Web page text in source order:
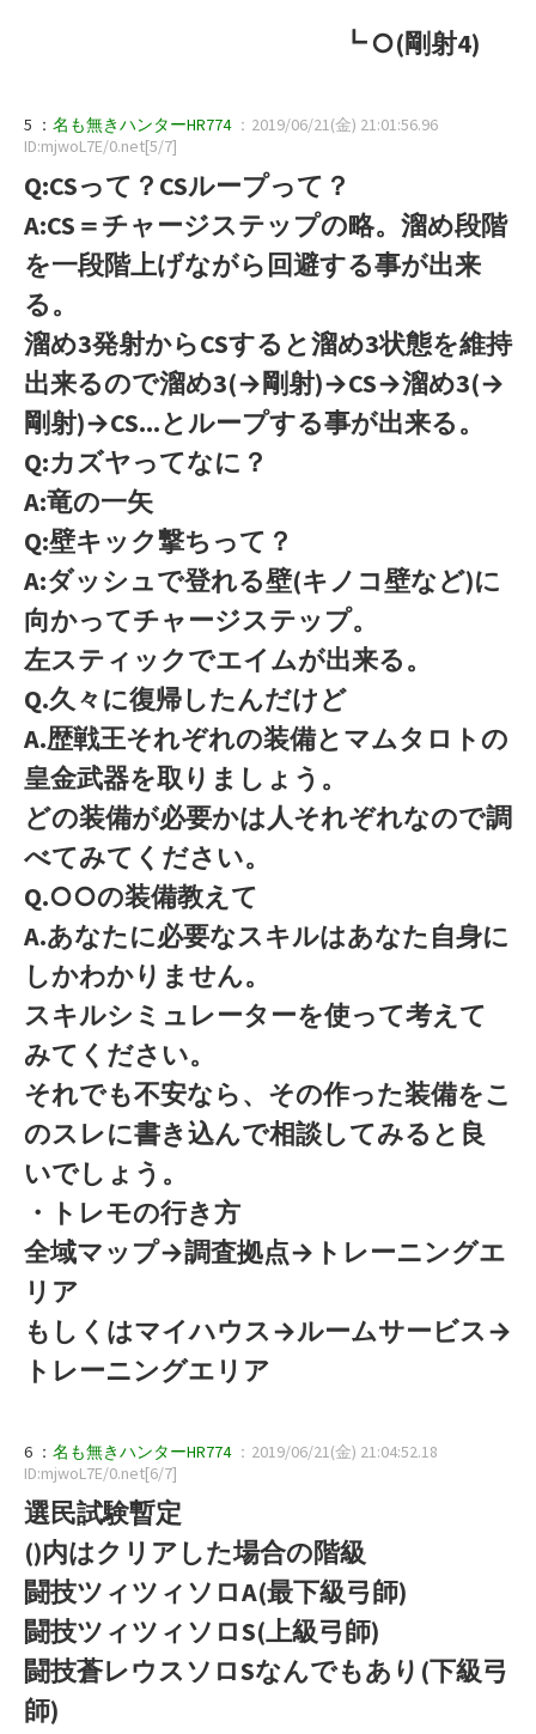
┗ ○(剛射4)
5 ： 名も無きハンターHR774 ：2019/06/21(金) 21:01:56.96
ID:mjwoL7E/0.net[5/7]
Q:CSって？CSループって？
A:CS＝チャージステップの略。溜め段階
を一段階上げながら回避する事が出来
る。
溜め3発射からCSすると溜め3状態を維持
出来るので溜め3(→剛射)→CS→溜め3(→
剛射)→CS...とループする事が出来る。
Q:カズヤってなに？
A:竜の一矢
Q:壁キック撃ちって？
A:ダッシュで登れる壁(キノコ壁など)に
向かってチャージステップ。
左スティックでエイムが出来る。
Q.久々に復帰したんだけど
A.歴戦王それぞれの装備とマムタロトの
皇金武器を取りましょう。
どの装備が必要かは人それぞれなので調
べてみてください。
Q.○○の装備教えて
A.あなたに必要なスキルはあなた自身に
しかわかりません。
スキルシミュレーターを使って考えて
みてください。
それでも不安なら、その作った装備をこ
のスレに書き込んで相談してみると良
いでしょう。
・トレモの行き方
全域マップ→調査拠点→トレーニングエ
リア
もしくはマイハウス→ルームサービス→
トレーニングエリア
6 ： 名も無きハンターHR774 ：2019/06/21(金) 21:04:52.18
ID:mjwoL7E/0.net[6/7]
選民試験暫定
()内はクリアした場合の階級
闘技ツィツィソロA(最下級弓師)
闘技ツィツィソロS(上級弓師)
闘技蒼レウスソロSなんでもあり(下級弓
師)